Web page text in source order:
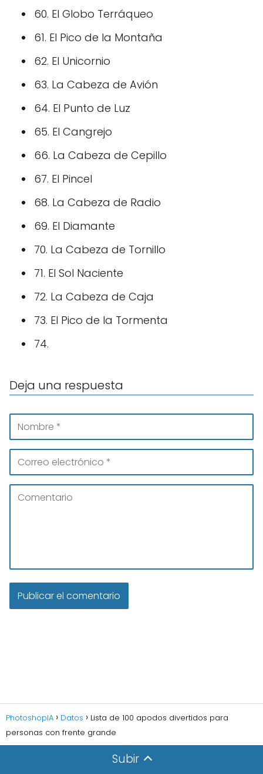
60. El Globo Terráqueo
61. El Pico de la Montaña
62. El Unicornio
63. La Cabeza de Avión
64. El Punto de Luz
65. El Cangrejo
66. La Cabeza de Cepillo
67. El Pincel
68. La Cabeza de Radio
69. El Diamante
70. La Cabeza de Tornillo
71. El Sol Naciente
72. La Cabeza de Caja
73. El Pico de la Tormenta
74.
Deja una respuesta
PhotoshopIA Datos
Lista de 100 apodos divertidos para
personas con frente grande
Subir